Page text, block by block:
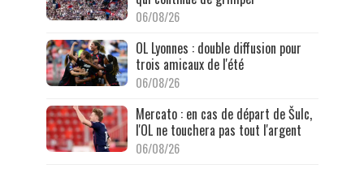
06/08/26
OL Lyonnes : double diffusion pour
trois amicaux de l'été
06/08/26
Mercato : en cas de départ de Šulc,
l'OL ne touchera pas tout l'argent
06/08/26